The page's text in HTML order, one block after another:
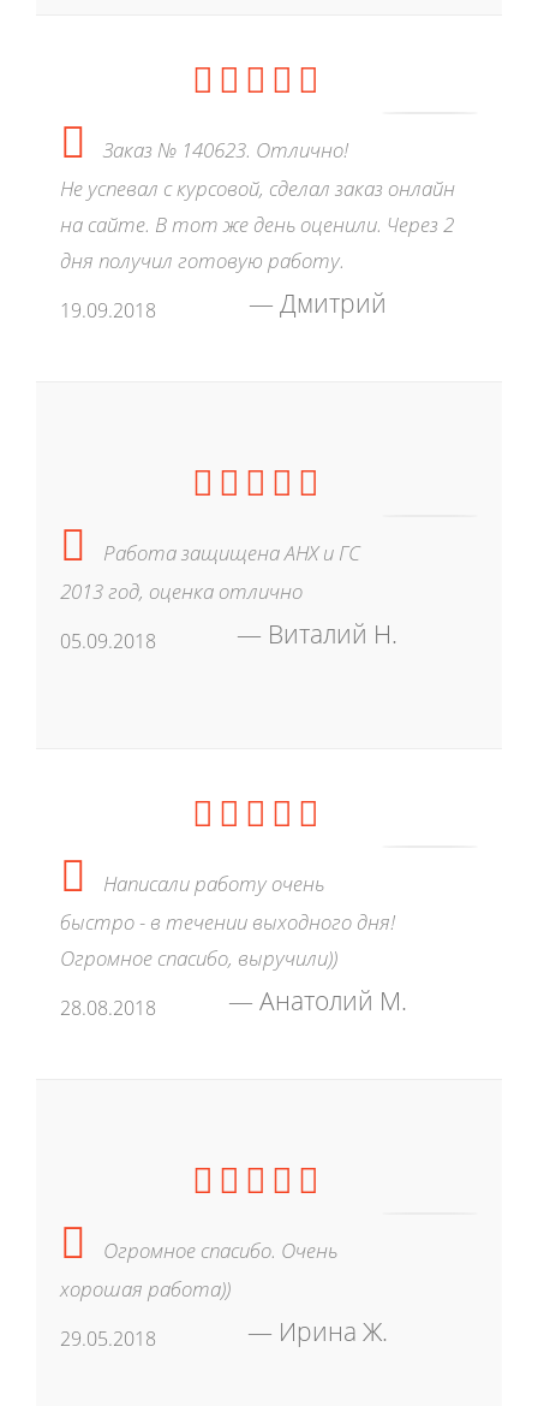
Заказ № 140623. Отлично!
Не успевал с курсовой, сделал заказ онлайн
на сайте. В тот же день оценили. Через 2
дня получил готовую работу.
19.09.2018 Дмитрий
Работа защищена АНХ и ГС
2013 год, оценка отлично
05.09.2018 Виталий Н.
Написали работу очень
быстро - в течении выходного дня!
Огромное спасибо, выручили))
28.08.2018 Анатолий М.
Огромное спасибо. Очень
хорошая работа))
29.05.2018 Ирина Ж.